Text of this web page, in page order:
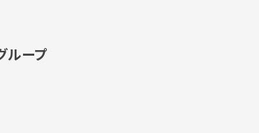
ループ